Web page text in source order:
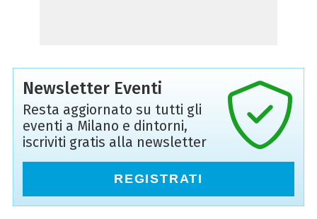
Newsletter Eventi
Resta aggiornato su tutti gli
eventi a Milano e dintorni,
iscriviti gratis alla newsletter
REGISTRATI